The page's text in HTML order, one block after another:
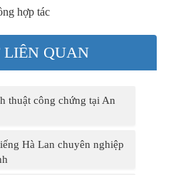
hợp tác
QUAN
thuật công chứng tại An
Hà Lan chuyên nghiệp